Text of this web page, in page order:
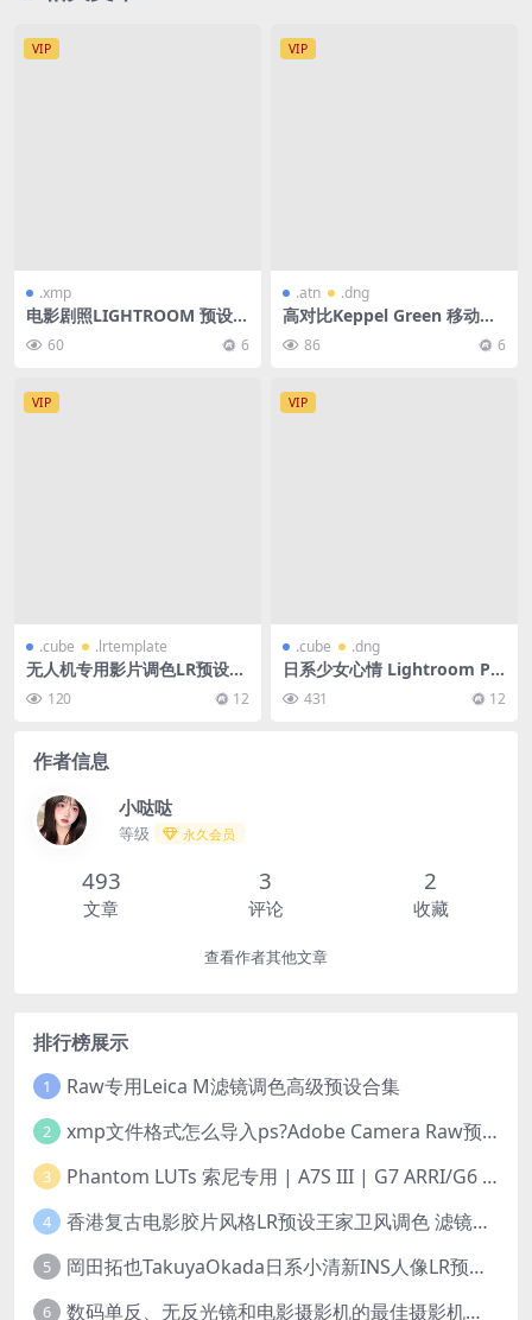
VIP
.xmp
电影剧照LIGHTROOM 预设-5
款 60 6
VIP
.atn .dng
高对比Keppel Green 移动和
桌面 Lightroom 预设
86 6
VIP
.cube .lrtemplate
无人机专用影片调色LR预设&
视频调色Luts 113+款大合集
120 12
VIP
.cube .dng
日系少女心情 Lightroom Pr
esets/LUTs 调色预设
431 12
作者信息
小哒哒
等级 永久会员
493
文章
3
评论
2
收藏
查看作者其他文章
排行榜展示
1 Raw专用Leica M滤镜调色高级预设合集
2 xmp文件格式怎么导入ps?Adobe Camera Raw预设导入方法,ACR预设安装教程xmp文件格式怎么导入ps
3 Phantom LUTs 索尼专用 | A7S III | G7 ARRI/G6 FILM (2023最新版本)
4 香港复古电影胶片风格LR预设王家卫风调色 滤镜支持PR/PS/FCPX/达芬奇/AE/LUT
5 岡田拓也TakuyaOkada日系小清新INS人像LR预设PR/PS/AE/FCPX/LUT预设 LR100001
6 数码单反、无反光镜和电影摄影机的最佳摄影机设置